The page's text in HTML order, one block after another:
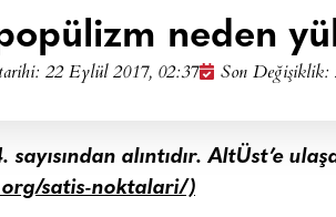
neden
22 Eylül 2017, 02:37 Son
alıntıdır. AltÜst’e
satis-noktalari/)